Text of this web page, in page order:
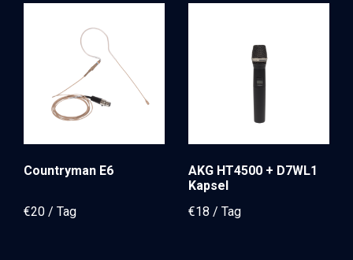
Countryman E6
€20
AKG HT4500 + D7WL1
Kapsel
€18